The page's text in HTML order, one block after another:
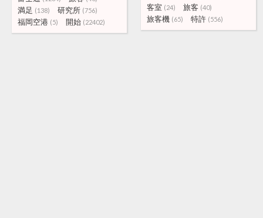
客室 (24) 旅客 (40)
旅客機 (65) 特許 (556)
満足 (138) 研究所 (756)
福岡空港 (5) 開始 (22402)